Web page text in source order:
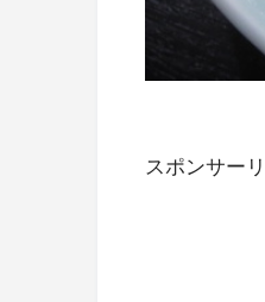
スポンサー